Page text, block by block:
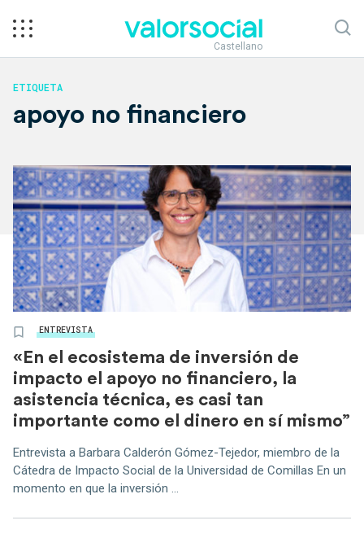
Castellano
ETIQUETA
apoyo no financiero
ENTREVISTA
«En el ecosistema de inversión de
impacto el apoyo no financiero, la
asistencia técnica, es casi tan
importante como el dinero en sí mismo”
Entrevista a Barbara Calderón Gómez-Tejedor, miembro de la
Cátedra de Impacto Social de la Universidad de Comillas En un
momento en que la inversión ...